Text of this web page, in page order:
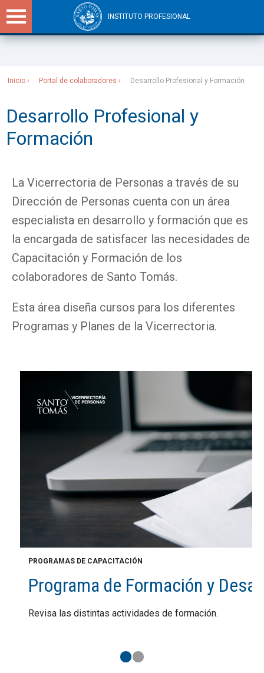
INSTITUTO PROFESIONAL
Inicio Portal de colaboradores Desarrollo Profesional y Formación
Desarrollo Profesional y
Formación
La Vicerrectoria de Personas a través de su
Dirección de Personas cuenta con un área
especialista en desarrollo y formación que es
la encargada de satisfacer las necesidades de
Capacitación y Formación de los
colaboradores de Santo Tomás.
Esta área diseña cursos para los diferentes
Programas y Planes de la Vicerrectoria.
PROGRAMAS DE CAPACITACIÓN
Programa de Formación y
Revisa las distintas actividades de formación.